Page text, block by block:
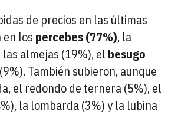
de precios en las últimas
en los percebes (77%), la
las almejas (19%), el besugo
También subieron, aunque
el redondo de ternera (5%), el
la lombarda (3%) y la lubina